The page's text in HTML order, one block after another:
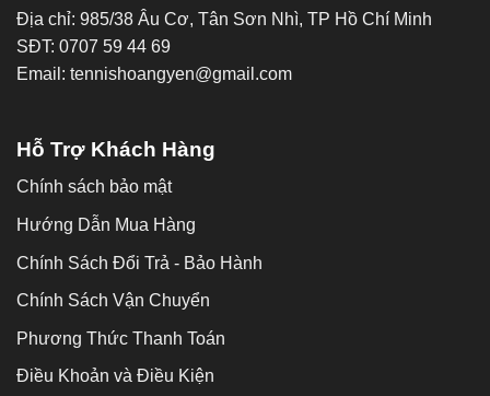
Địa chỉ: 985/38 Âu Cơ, Tân Sơn Nhì, TP Hồ Chí Minh
SĐT: 0707 59 44 69
Email: tennishoangyen@gmail.com
Hỗ Trợ Khách Hàng
Chính sách bảo mật
Hướng Dẫn Mua Hàng
Chính Sách Đổi Trả - Bảo Hành
Chính Sách Vận Chuyển
Phương Thức Thanh Toán
Điều Khoản và Điều Kiện